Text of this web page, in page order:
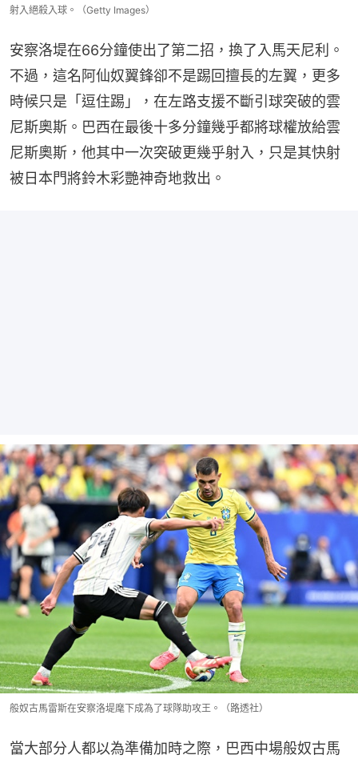
射入絕殺入球。（Getty Images）
安察洛堤在66分鐘使出了第二招，換了入馬天尼利。
不過，這名阿仙奴翼鋒卻不是踢回擅長的左翼，更多
時候只是「逗住踢」，在左路支援不斷引球突破的雲
尼斯奧斯。巴西在最後十多分鐘幾乎都將球權放給雲
尼斯奧斯，他其中一次突破更幾乎射入，只是其快射
被日本門將鈴木彩艷神奇地救出。
般奴古馬雷斯在安察洛堤麾下成為了球隊助攻王。（路透社）
當大部分人都以為準備加時之際，巴西中場般奴古馬